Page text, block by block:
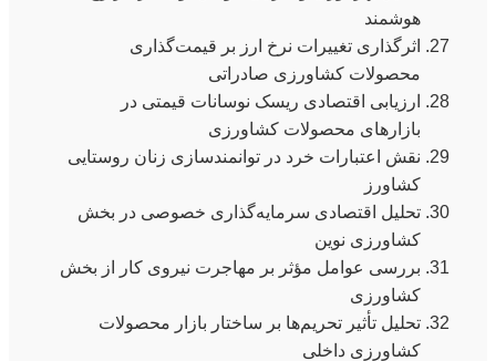
هوشمند
اثرگذاری تغییرات نرخ ارز بر قیمت‌گذاری
محصولات کشاورزی صادراتی
ارزیابی اقتصادی ریسک نوسانات قیمتی در
بازارهای محصولات کشاورزی
نقش اعتبارات خرد در توانمندسازی زنان روستایی
کشاورز
تحلیل اقتصادی سرمایه‌گذاری خصوصی در بخش
کشاورزی نوین
بررسی عوامل مؤثر بر مهاجرت نیروی کار از بخش
کشاورزی
تحلیل تأثیر تحریم‌ها بر ساختار بازار محصولات
کشاورزی داخلی